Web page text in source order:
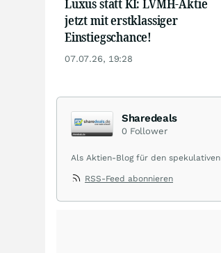
Luxus statt KI: LVMH-Aktie
jetzt mit erstklassiger
Einstiegschance!
07.07.26, 19:28
Sharedeals
0 Follower
Als Aktien-Blog für den
RSS-Feed abonnieren